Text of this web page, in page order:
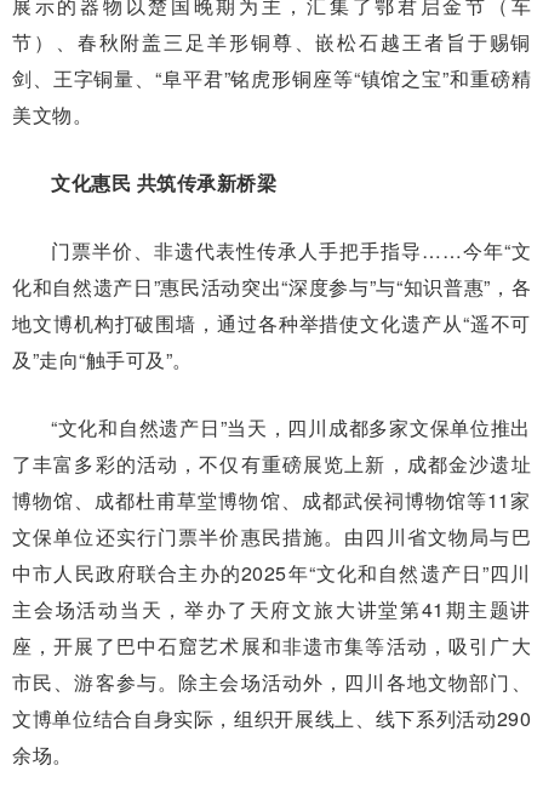
节）、春秋附盖三足羊形铜尊、嵌松石越王者旨于赐铜
剑、王字铜量、“阜平君”铭虎形铜座等“镇馆之宝”和重磅精
美文物。
文化惠民 共筑传承新桥梁
门票半价、非遗代表性传承人手把手指导……今年“文
化和自然遗产日”惠民活动突出“深度参与”与“知识普惠”，各
地文博机构打破围墙，通过各种举措使文化遗产从“遥不可
及”走向“触手可及”。
“文化和自然遗产日”当天，四川成都多家文保单位推出
了丰富多彩的活动，不仅有重磅展览上新，成都金沙遗址
博物馆、成都杜甫草堂博物馆、成都武侯祠博物馆等11家
文保单位还实行门票半价惠民措施。由四川省文物局与巴
中市人民政府联合主办的2025年“文化和自然遗产日”四川
主会场活动当天，举办了天府文旅大讲堂第41期主题讲
座，开展了巴中石窟艺术展和非遗市集等活动，吸引广大
市民、游客参与。除主会场活动外，四川各地文物部门、
文博单位结合自身实际，组织开展线上、线下系列活动290
余场。